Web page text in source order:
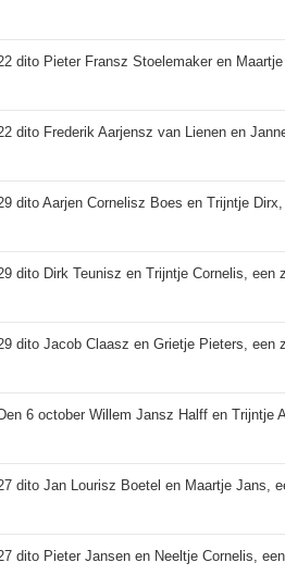
dito Pieter Fransz Stoelemaker en
dito Frederik Aarjensz van Lienen en
dito Aarjen Cornelisz Boes en Trijntje
dito Dirk Teunisz en Trijntje Cornelis, een
dito Jacob Claasz en Grietje Pieters, een
Den 6 october Willem Jansz Halff en Trijntje
dito Jan Lourisz Boetel en Maartje Jans,
dito Pieter Jansen en Neeltje Cornelis,